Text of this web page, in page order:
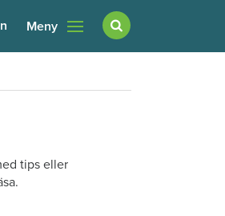
Meny
tips eller